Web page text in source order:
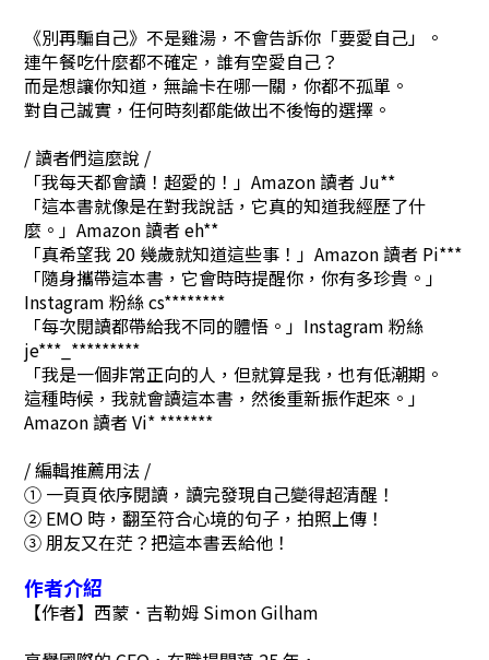
《別再騙自己》不是雞湯，不會告訴你「要愛自己」。
連午餐吃什麼都不確定，誰有空愛自己？
而是想讓你知道，無論卡在哪一關，你都不孤單。
對自己誠實，任何時刻都能做出不後悔的選擇。
/ 讀者們這麼說 /
「我每天都會讀！超愛的！」Amazon 讀者 Ju**
「這本書就像是在對我說話，它真的知道我經歷了什
麼。」Amazon 讀者 eh**
「真希望我 20 幾歲就知道這些事！」Amazon 讀者 Pi***
「隨身攜帶這本書，它會時時提醒你，你有多珍貴。」
Instagram 粉絲 cs********
「每次閱讀都帶給我不同的體悟。」Instagram 粉絲
je***_*********
「我是一個非常正向的人，但就算是我，也有低潮期。
這種時候，我就會讀這本書，然後重新振作起來。」
Amazon 讀者 Vi* *******
/ 編輯推薦用法 /
➀ 一頁頁依序閱讀，讀完發現自己變得超清醒！
➁ EMO 時，翻至符合心境的句子，拍照上傳！
➂ 朋友又在茫？把這本書丟給他！
作者介紹
【作者】 西蒙．吉勒姆 Simon Gilham